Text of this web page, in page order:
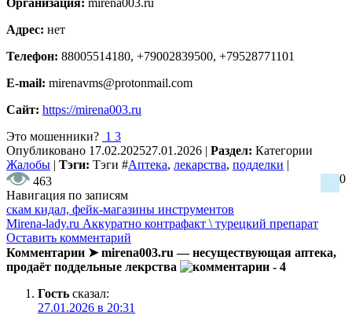
Адрес: нет
Телефон: 88005514180, +79002839500, +79528771101
E-mail: mirenavms@protonmail.com
Сайт: https://mirena003.ru
Это мошенники? 1 3
Опубликовано 17.02.202527.01.2026 | Раздел: Категории
Жалобы | Тэги: Тэги #Аптека, лекарства, подделки |
463
0
Навигация по записям
скам кидал, фейк-магазины инструментов
Mirena-lady.ru Аккуратно контрафакт \ турецкий препарат
Оставить комментарий
Комментарии ➤ mirena003.ru — несуществующая аптека,
продаёт поддельные лекрства
- 4
Гость сказал:
27.01.2026 в 20:31